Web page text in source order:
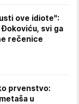
ove idiote":
svi ga
rečenice
prvenstvo:
u